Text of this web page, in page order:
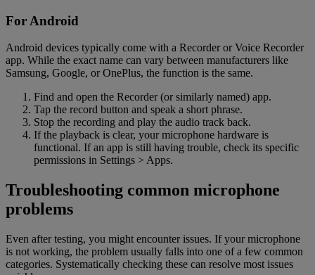
For Android
Android devices typically come with a Recorder or Voice Recorder
app. While the exact name can vary between manufacturers like
Samsung, Google, or OnePlus, the function is the same.
Find and open the Recorder (or similarly named) app.
Tap the record button and speak a short phrase.
Stop the recording and play the audio track back.
If the playback is clear, your microphone hardware is
functional. If an app is still having trouble, check its specific
permissions in Settings > Apps.
Troubleshooting common microphone
problems
Even after testing, you might encounter issues. If your microphone
is not working, the problem usually falls into one of a few common
categories. Systematically checking these can resolve most issues